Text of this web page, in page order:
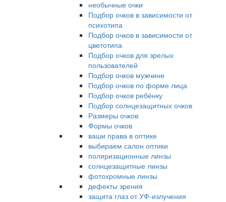
необычные очки
Подбор очков в зависимости от
психотипа
Подбор очков в зависимости от
цветотипа
Подбор очков для зрелых
пользователей
Подбор очков мужчине
Подбор очков по форме лица
Подбор очков ребёнку
Подбор солнцезащитных очков
Размеры очков
Формы очков
ваши права в оптике
выбираем салон оптики
поляризационные линзы
солнцезащитные линзы
фотохромные линзы
дефекты зрения
защита глаз от УФ-излучения